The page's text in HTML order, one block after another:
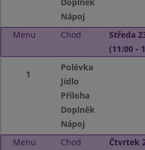
Nápoj
Menu
Chod
Středa
(11:00 -
1
Polévka
Jídlo
Příloha
Doplněk
Nápoj
Menu
Chod
Čtvrtek